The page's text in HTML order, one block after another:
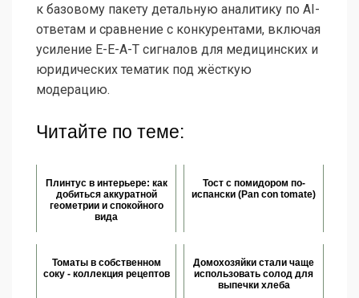
к базовому пакету детальную аналитику по AI-
ответам и сравнение с конкурентами, включая
усиление E-E-A-T сигналов для медицинских и
юридических тематик под жёсткую
модерацию.
Читайте по теме:
Плинтус в интерьере: как
добиться аккуратной
геометрии и спокойного
вида
Тост с помидором по-
испански (Pan con tomate)
Томаты в собственном
соку - коллекция рецептов
Домохозяйки стали чаще
использовать солод для
выпечки хлеба